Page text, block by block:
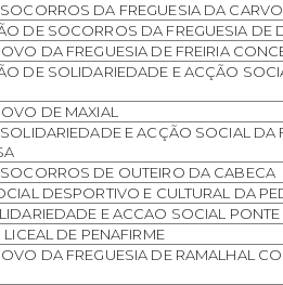
DA FREGUESIA DA
DE SOCORROS DA FREGUESIA DE
DA FREGUESIA DE FREIRIA
DE SOLIDARIEDADE E ACÇÃO
DE MAXIAL
E ACÇÃO SOCIAL DA
DE OUTEIRO DA CABECA
DESPORTIVO E CULTURAL DA
E ACCAO SOCIAL PONTE
DE PENAFIRME
DA FREGUESIA DE RAMALHAL